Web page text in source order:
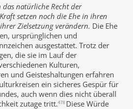
das natürliche Recht der
setzen noch die Ehe in ihren
Zielsetzung verändern. Die Ehe
ursprünglichen und
ausgestattet. Trotz der
die sie im Lauf der
Kulturen,
und Geisteshaltungen erfahren
ein sicheres Gespür für
auch wenn dies nicht überall
zutage tritt.478 Diese Würde